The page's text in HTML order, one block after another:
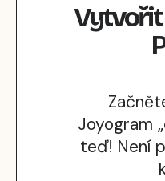
Vytvořit
Joyogram
teď! Není